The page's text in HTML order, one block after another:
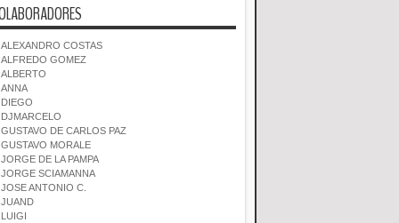
ALEXANDRO COSTAS
ALFREDO GOMEZ
ALBERTO
ANNA
DIEGO
DJMARCELO
GUSTAVO DE CARLOS PAZ
GUSTAVO MORALE
JORGE DE LA PAMPA
JORGE SCIAMANNA
JOSE ANTONIO C.
JUAND
LUIGI